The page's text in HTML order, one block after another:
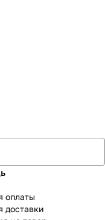
оплаты
доставки